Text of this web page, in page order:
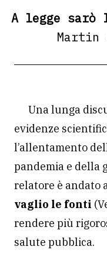
A legge sarò
Martin
Una lunga
evidenze
l’allentamento
pandemia e della
relatore è andato
vaglio le fonti
rendere più
salute pubblica.